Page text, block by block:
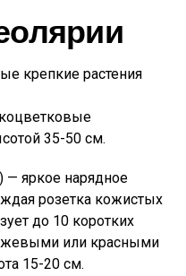
крепкие растения
35-50 см.
— яркое нарядное
розетка кожистых
до 10 коротких
или красными
15-20 см.